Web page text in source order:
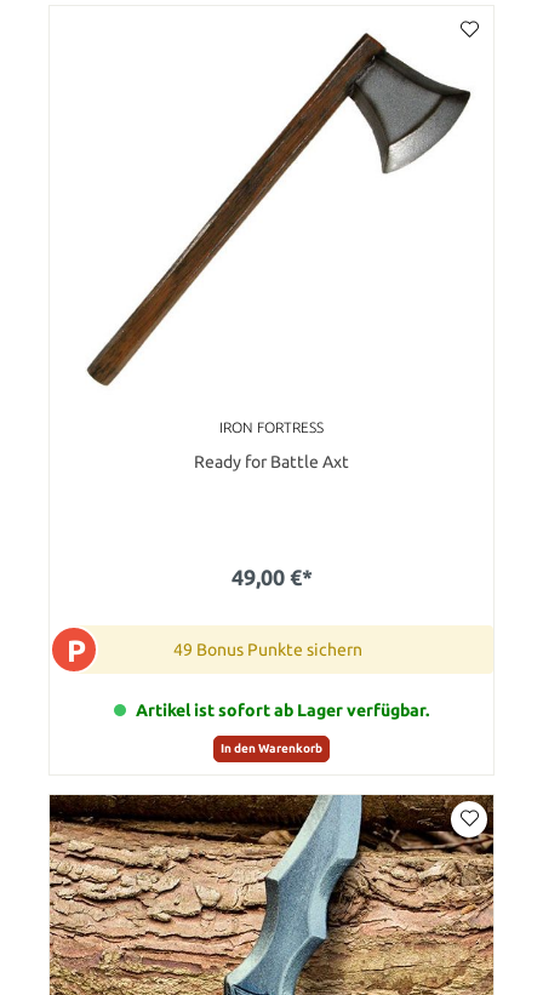
IRON FORTRESS
Ready for Battle Axt
49,00 €*
P 49 Bonus Punkte sichern
Artikel ist sofort ab Lager verfügbar.
In den Warenkorb